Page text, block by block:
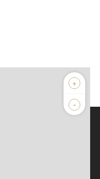
+
-